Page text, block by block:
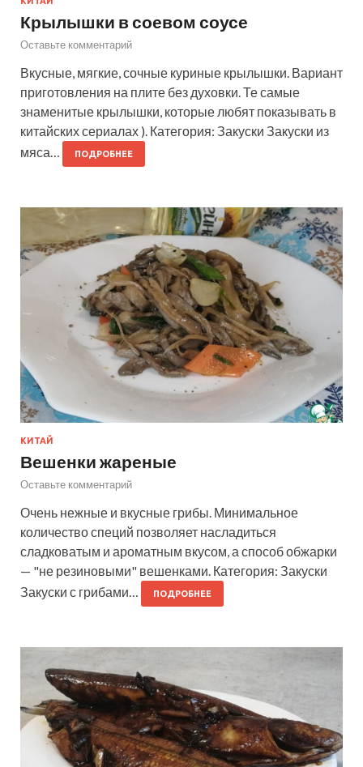
Крылышки в соевом соусе
Оставьте комментарий
Вкусные, мягкие, сочные куриные крылышки. Вариант
приготовления на плите без духовки. Те самые
знаменитые крылышки, которые любят показывать в
китайских сериалах ). Категория: Закуски Закуски из
мяса…
ПОДРОБНЕЕ
КИТАЙ
Вешенки жареные
Оставьте комментарий
Очень нежные и вкусные грибы. Минимальное
количество специй позволяет насладиться
сладковатым и ароматным вкусом, а способ обжарки
— "не резиновыми" вешенками. Категория: Закуски
Закуски с грибами…
ПОДРОБНЕЕ